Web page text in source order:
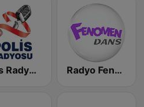
Polis Radyosu Radyo Fenomen Dans